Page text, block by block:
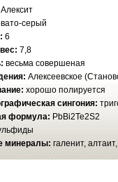
Алексит
серый
6
7,8
весьма совершеная
Алексеевское
хорошо полируется
сингония:
формула: PbBi2Te2S2
минералы: галенит,